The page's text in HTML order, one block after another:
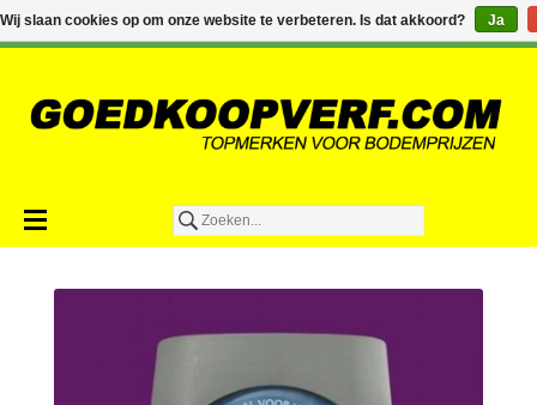
€0,00
Toevoegen aan winkelwagen
Wij slaan cookies op om onze website te verbeteren. Is dat akkoord? Ja